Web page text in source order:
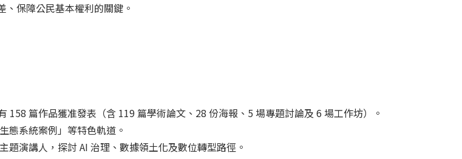
保障公民基本權利的關鍵。
158 篇作品獲准發表（含 119 篇學術論文、28 份海報、5 場專題討論及 6 場工作坊）。
態系統案例」等特色軌道。
演講人，探討 AI 治理、數據領土化及數位轉型路徑。